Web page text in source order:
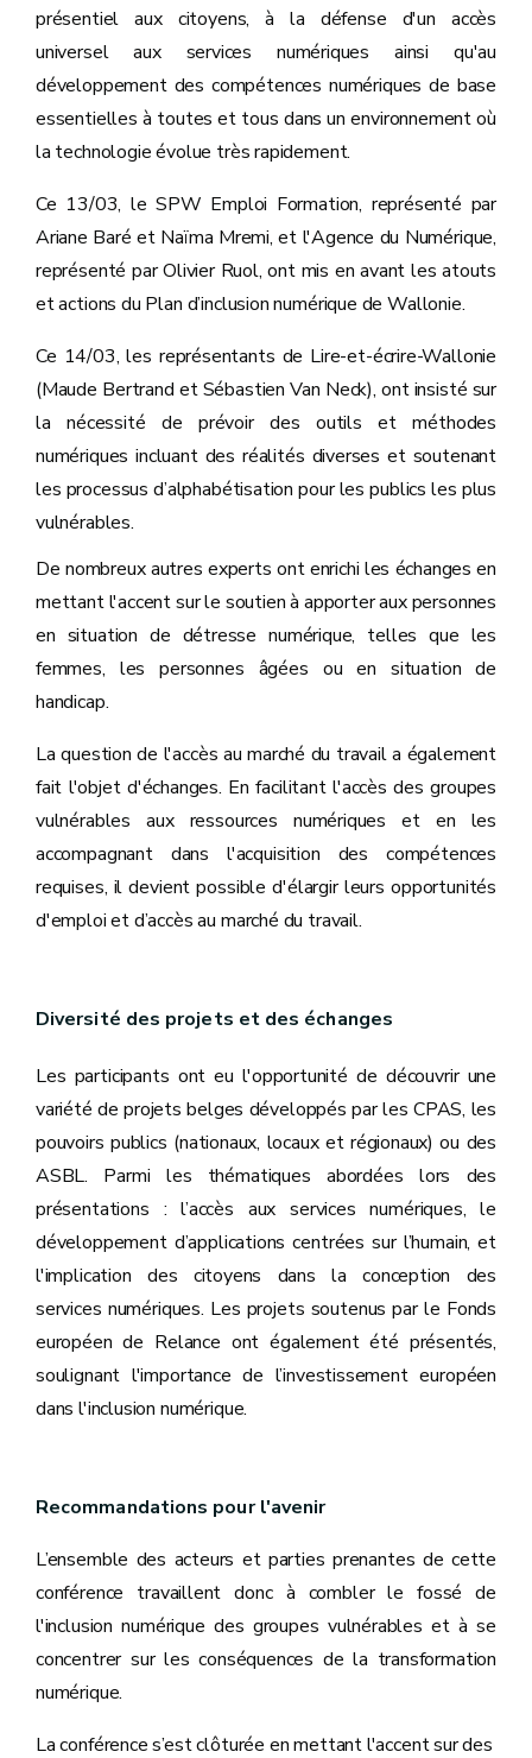
présentiel aux citoyens, à la défense d'un accès
universel aux services numériques ainsi qu'au
développement des compétences numériques de base
essentielles à toutes et tous dans un environnement où
la technologie évolue très rapidement.
Ce 13/03, le SPW Emploi Formation, représenté par
Ariane Baré et Naïma Mremi, et l'Agence du Numérique,
représenté par Olivier Ruol, ont mis en avant les atouts
et actions du Plan d’inclusion numérique de Wallonie.
Ce 14/03, les représentants de Lire-et-écrire-Wallonie
(Maude Bertrand et Sébastien Van Neck), ont insisté sur
la nécessité de prévoir des outils et méthodes
numériques incluant des réalités diverses et soutenant
les processus d’alphabétisation pour les publics les plus
vulnérables.
De nombreux autres experts ont enrichi les échanges en
mettant l'accent sur le soutien à apporter aux personnes
en situation de détresse numérique, telles que les
femmes, les personnes âgées ou en situation de
handicap.
La question de l'accès au marché du travail a également
fait l'objet d'échanges. En facilitant l'accès des groupes
vulnérables aux ressources numériques et en les
accompagnant dans l'acquisition des compétences
requises, il devient possible d'élargir leurs opportunités
d'emploi et d’accès au marché du travail.
Diversité des projets et des échanges
Les participants ont eu l'opportunité de découvrir une
variété de projets belges développés par les CPAS, les
pouvoirs publics (nationaux, locaux et régionaux) ou des
ASBL. Parmi les thématiques abordées lors des
présentations : l’accès aux services numériques, le
développement d’applications centrées sur l’humain, et
l'implication des citoyens dans la conception des
services numériques. Les projets soutenus par le Fonds
européen de Relance ont également été présentés,
soulignant l'importance de l’investissement européen
dans l'inclusion numérique.
Recommandations pour l'avenir
L’ensemble des acteurs et parties prenantes de cette
conférence travaillent donc à combler le fossé de
l'inclusion numérique des groupes vulnérables et à se
concentrer sur les conséquences de la transformation
numérique.
La conférence s’est clôturée en mettant l'accent sur des